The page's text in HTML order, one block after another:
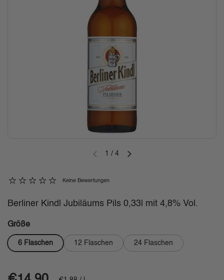
Vorherige FolieNächste Folie
1 / 4
Keine Bewertungen
Berliner Kindl Jubiläums Pils 0,33l mit 4,8% Vol.
Größe
6 Flaschen 12 Flaschen 24 Flaschen